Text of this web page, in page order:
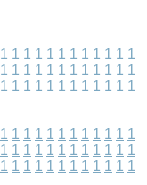
1 1 1 1 1 1 1 1 1 1 1 1
1 1 1 1 1 1 1 1 1 1 1 1
1 1 1 1 1 1 1 1 1 1 1 1
1 1 1 1 1 1 1 1 1 1 1 1
1 1 1 1 1 1 1 1 1 1 1 1
1 1 1 1 1 1 1 1 1 1 1 1